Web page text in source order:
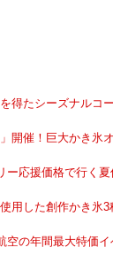
得たシーズナルコ
開催！巨大かき氷
ー応援価格で行く夏
用した創作かき氷3
空の年間最大特価イ